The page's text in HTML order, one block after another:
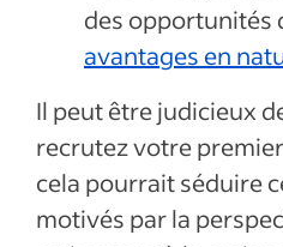
des opportunités
avantages en
Il peut être judicieux
recrutez votre
cela pourrait séduire
motivés par la